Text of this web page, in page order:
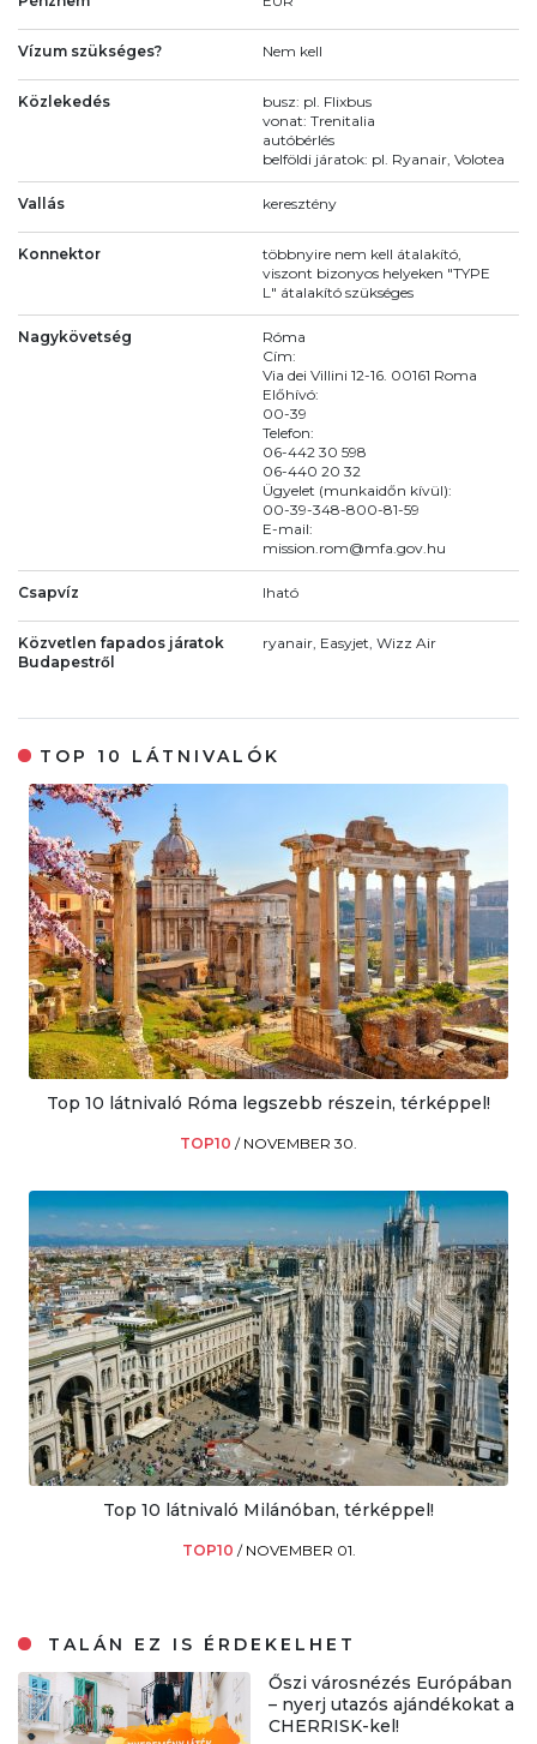
Vízum szükséges? Nem kell
Közlekedés
busz: pl. Flixbus
vonat: Trenitalia
autóbérlés
belföldi járatok: pl. Ryanair, Volotea
Vallás keresztény
Konnektor
többnyire nem kell átalakító,
viszont bizonyos helyeken "TYPE
L" átalakító szükséges
Nagykövetség
Róma
Cím:
Via dei Villini 12-16. 00161 Roma
Előhívó:
00-39
Telefon:
06-442 30 598
06-440 20 32
Ügyelet (munkaidőn kívül):
00-39-348-800-81-59
E-mail:
mission.rom@mfa.gov.hu
Csapvíz Iható
Közvetlen fapados járatok
Budapestről
ryanair, Easyjet, Wizz Air
TOP 10 LÁTNIVALÓK
Top 10 látnivaló Róma legszebb részein, térképpel!
TOP10 / NOVEMBER 30.
Top 10 látnivaló Milánóban, térképpel!
TOP10 / NOVEMBER 01.
TALÁN EZ IS ÉRDEKELHET
Őszi városnézés Európában
– nyerj utazós ajándékokat a
CHERRISK-kel!